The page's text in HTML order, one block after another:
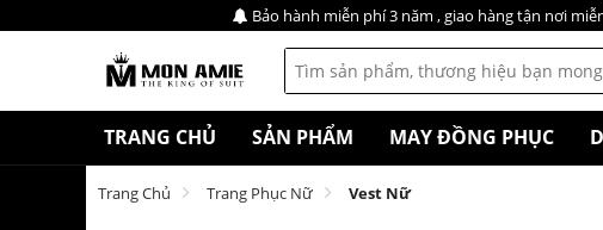
Bảo hành miễn phí 3 năm , giao hàng tận nơi
TRANG CHỦ SẢN PHẨM MAY ĐỒNG PHỤC
Trang Chủ Trang Phục Nữ Vest Nữ